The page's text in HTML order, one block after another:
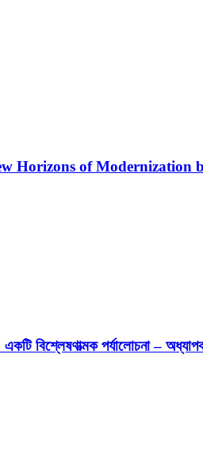
Horizons of Modernization
বিশ্লেষণাত্মক পর্যালোচনা – অধ্যাপক